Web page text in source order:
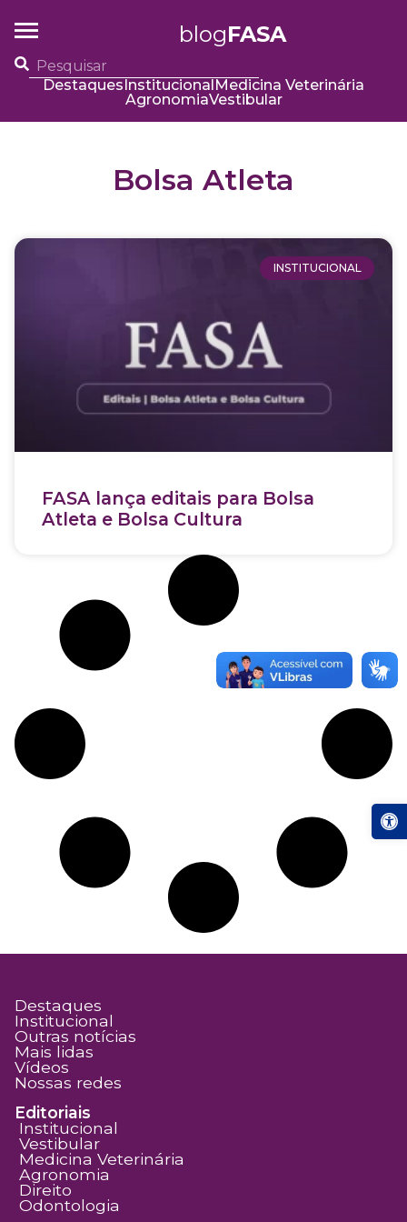
Abrir
blogFASA
DestaquesInstitucionalMedicina Veterinária
AgronomiaVestibular
Bolsa Atleta
INSTITUCIONAL
FASA lança editais para Bolsa
Atleta e Bolsa Cultura
Destaques
Institucional
Outras notícias
Mais lidas
Vídeos
Nossas redes
Editoriais
Institucional
Vestibular
Medicina Veterinária
Agronomia
Direito
Odontologia